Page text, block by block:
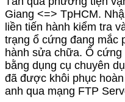
Giang <=> TpHCM.
liền tiến hành kiểm tra
trạng ổ cứng đang mắc
hành sửa chữa. Ổ
bằng dụng cụ chuyên
đã được khôi phục
anh qua mạng FTP